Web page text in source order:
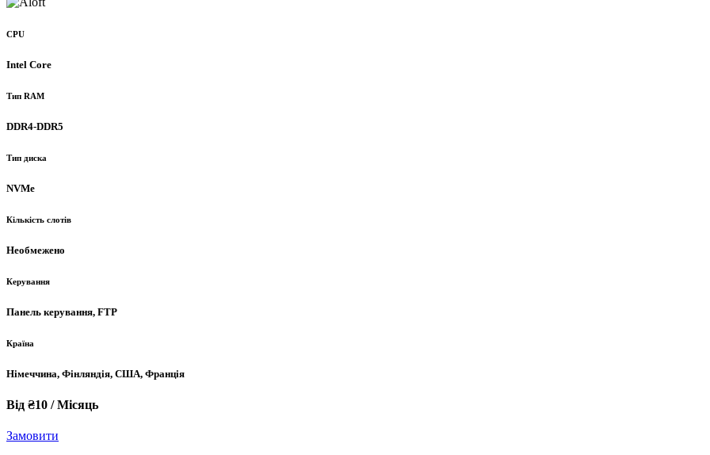
CPU
Intel Core
Тип RAM
DDR4-DDR5
Тип диска
NVMe
Кількість слотів
Необмежено
Керування
Панель керування, FTP
Країна
Німеччина, Фінляндія, США, Франція
Від ₴10 / Місяць
Замовити